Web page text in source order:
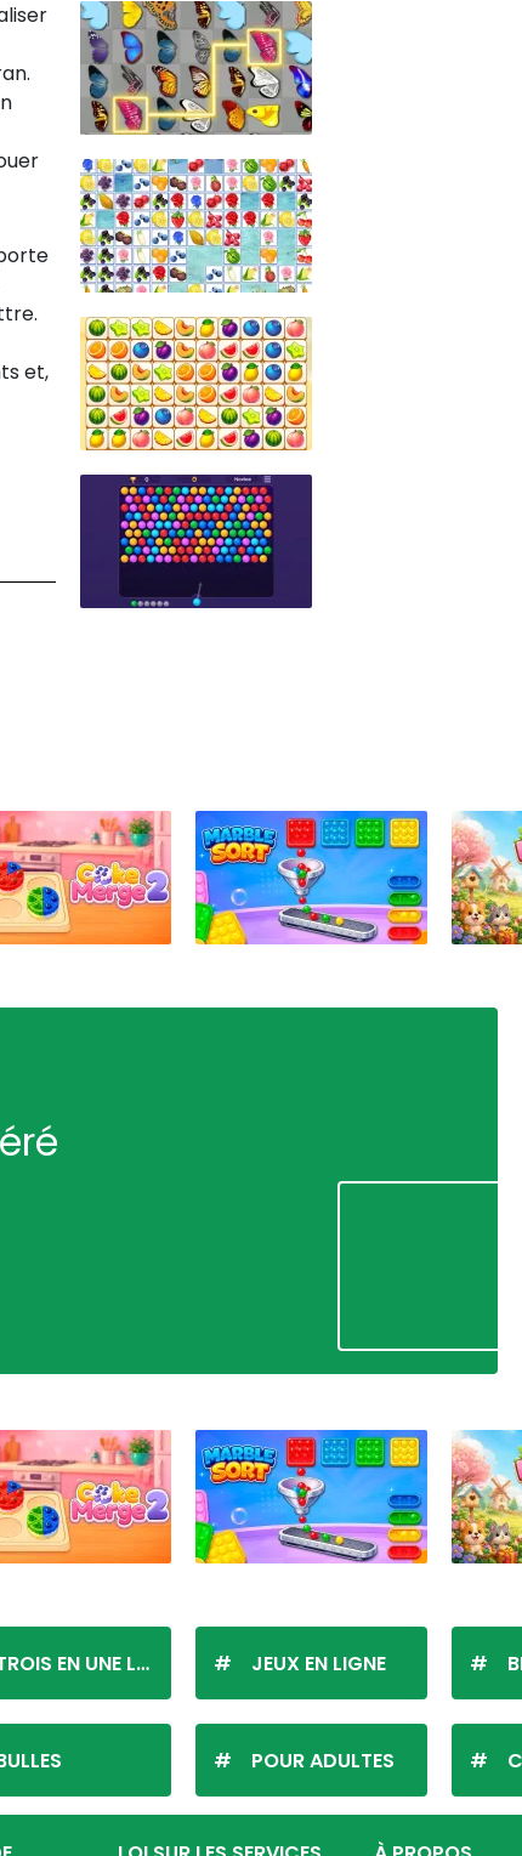
et,
EN UNE LIGNE JEUX EN LIGNE
POUR ADULTES